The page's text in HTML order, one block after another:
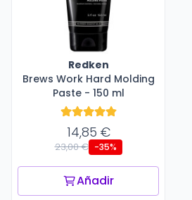
Redken
Brews Work Hard Molding
Paste - 150 ml
14,85 €
23,00 € -35%
Añadir